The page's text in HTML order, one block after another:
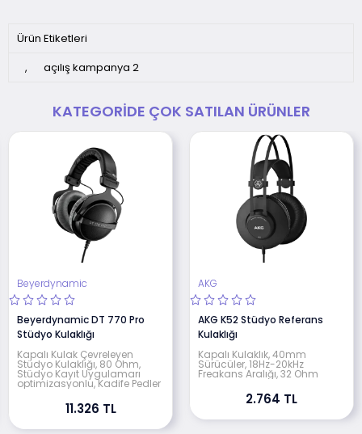
Ürün Etiketleri
,
açılış kampanya 2
KATEGORIDE ÇOK SATILAN ÜRÜNLER
Beyerdynamic
Beyerdynamic DT 770 Pro
Stüdyo Kulaklığı
Kapalı Kulak Çevreleyen
Stüdyo Kulaklığı, 80 Ohm,
Stüdyo Kayıt Uygulamarı
optimizasyonlu, Kadife Pedler
11.326 TL
AKG
AKG K52 Stüdyo Referans
Kulaklığı
Kapalı Kulaklık, 40mm
Sürücüler, 18Hz-20kHz
Freakans Aralığı, 32 Ohm
2.764 TL